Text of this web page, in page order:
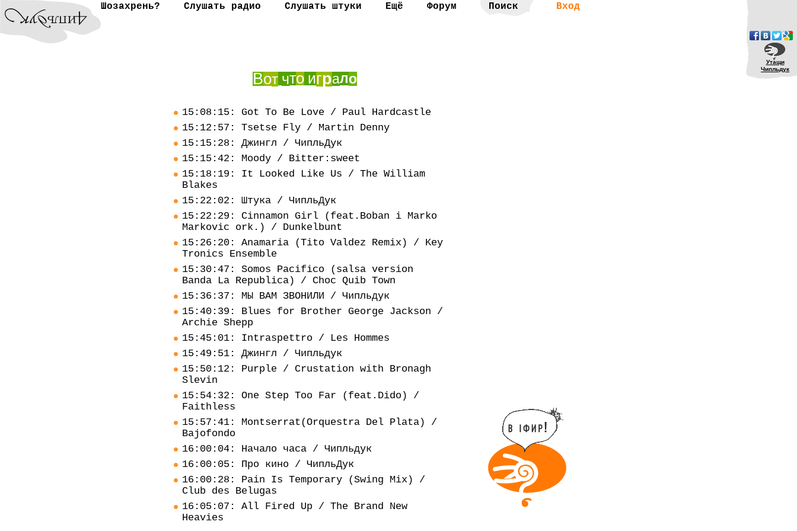
Шозахрень? Слушать радио Слушать штуки Ещё Форум Вход
Утащи
Чипльдук
Вот что играло
15:08:15: Got To Be Love / Paul Hardcastle
15:12:57: Tsetse Fly / Martin Denny
15:15:28: Джингл / ЧипльДук
15:15:42: Moody / Bitter:sweet
15:18:19: It Looked Like Us / The William
Blakes
15:22:02: Штука / ЧипльДук
15:22:29: Cinnamon Girl (feat.Boban i Marko
Markovic ork.) / Dunkelbunt
15:26:20: Anamaria (Tito Valdez Remix) / Key
Tronics Ensemble
15:30:47: Somos Pacifico (salsa version
Banda La Republica) / Choc Quib Town
15:36:37: МЫ ВАМ ЗВОНИЛИ / Чипльдук
15:40:39: Blues for Brother George Jackson /
Archie Shepp
15:45:01: Intraspettro / Les Hommes
15:49:51: Джингл / Чипльдук
15:50:12: Purple / Crustation with Bronagh
Slevin
15:54:32: One Step Too Far (feat.Dido) /
Faithless
15:57:41: Montserrat(Orquestra Del Plata) /
Bajofondo
16:00:04: Начало часа / Чипльдук
16:00:05: Про кино / ЧипльДук
16:00:28: Pain Is Temporary (Swing Mix) /
Club des Belugas
16:05:07: All Fired Up / The Brand New
Heavies